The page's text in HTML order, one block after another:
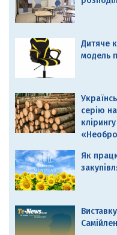
Дитяче
модель
серію
Як